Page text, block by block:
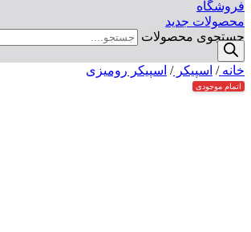
فروشگاه
محصولات جدید
جستجوی محصولات
خانه/ اسپیکر/ اسپیکر رومیزی
اتمام موجودی